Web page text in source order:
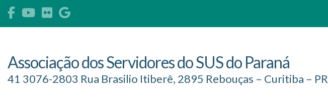
Associação dos Servidores do SUS do Paraná
41 3076-2803 Rua Brasilio Itiberê, 2895 Rebouças – Curitiba – PR